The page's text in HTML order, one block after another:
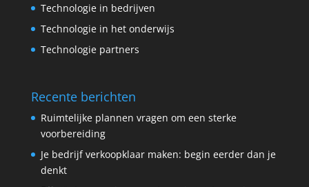
Technologie in bedrijven
Technologie in het onderwijs
Technologie partners
Recente berichten
Ruimtelijke plannen vragen om een sterke
voorbereiding
Je bedrijf verkoopklaar maken: begin eerder dan je
denkt